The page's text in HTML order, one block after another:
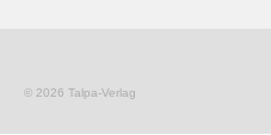
© 2026 Talpa-Verlag